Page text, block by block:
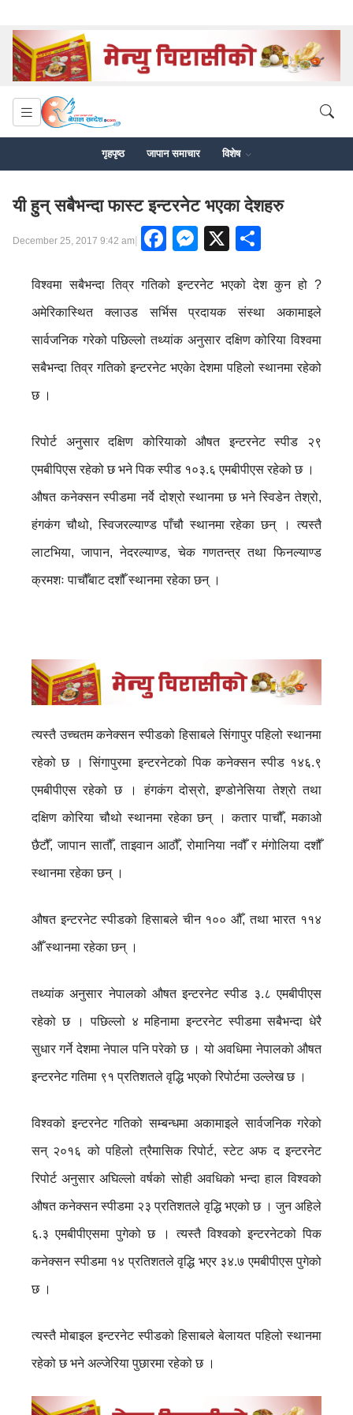
गृहपृष्ठ जापान समाचार विशेष
यी हुन् सबैभन्दा फास्ट इन्टरनेट भएका देशहरु
December 25, 2017 9:42 am| Facebook
Messenger
X
विश्वमा सबैभन्दा तिव्र गतिको इन्टरनेट भएको देश कुन हो ?
अमेरिकास्थित क्लाउड सर्भिस प्रदायक संस्था अकामाइले
सार्वजनिक गरेको पछिल्लो तथ्यांक अनुसार दक्षिण कोरिया विश्वमा
सबैभन्दा तिव्र गतिको इन्टरनेट भएकेा देशमा पहिलो स्थानमा रहेको
छ ।
रिपोर्ट अनुसार दक्षिण कोरियाको औषत इन्टरनेट स्पीड २९
एमबीपिएस रहेको छ भने पिक स्पीड १०३.६ एमबीपीएस रहेको छ ।
औषत कनेक्सन स्पीडमा नर्वे दोश्रो स्थानमा छ भने स्विडेन तेश्रो,
हंगकंग चौथो, स्विजरल्याण्ड पाँचौ स्थानमा रहेका छन् । त्यस्तै
लाटभिया, जापान, नेदरल्याण्ड, चेक गणतन्त्र तथा फिनल्याण्ड
क्रमशः पाचौँबाट दशौँ स्थानमा रहेका छन् ।
त्यस्तै उच्चतम कनेक्सन स्पीडको हिसाबले सिंगापुर पहिलो स्थानमा
रहेको छ । सिंगापुरमा इन्टरनेटको पिक कनेक्सन स्पीड १४६.९
एमबीपीएस रहेको छ । हंगकंग दोस्रो, इण्डोनेसिया तेश्रो तथा
दक्षिण कोरिया चौथो स्थानमा रहेका छन् । कतार पाचौँ, मकाओ
छैटौँ, जापान सातौँ, ताइवान आठौँ, रोमानिया नवौँ र मंगोलिया दशौँ
स्थानमा रहेका छन् ।
औषत इन्टरनेट स्पीडको हिसाबले चीन १०० औँ, तथा भारत ११४
औँ स्थानमा रहेका छन् ।
तथ्यांक अनुसार नेपालको औषत इन्टरनेट स्पीड ३.८ एमबीपीएस
रहेको छ । पछिल्लो ४ महिनामा इन्टरनेट स्पीडमा सबैभन्दा धेरै
सुधार गर्ने देशमा नेपाल पनि परेको छ । यो अवधिमा नेपालको औषत
इन्टरनेट गतिमा ९१ प्रतिशतले वृद्धि भएको रिपोर्टमा उल्लेख छ ।
विश्वको इन्टरनेट गतिको सम्बन्धमा अकामाइले सार्वजनिक गरेको
सन् २०१६ को पहिलो त्रैमासिक रिपोर्ट, स्टेट अफ द इन्टरनेट
रिपोर्ट अनुसार अघिल्लो वर्षको सोही अवधिको भन्दा हाल विश्वको
औषत कनेक्सन स्पीडमा २३ प्रतिशतले वृद्धि भएको छ । जुन अहिले
६.३ एमबीपीएसमा पुगेको छ । त्यस्तै विश्वको इन्टरनेटको पिक
कनेक्सन स्पीडमा १४ प्रतिशतले वृद्धि भएर ३४.७ एमबीपीएस पुगेको
छ ।
त्यस्तै मोबाइल इन्टरनेट स्पीडको हिसाबले बेलायत पहिलो स्थानमा
रहेको छ भने अल्जेरिया पुछारमा रहेको छ ।